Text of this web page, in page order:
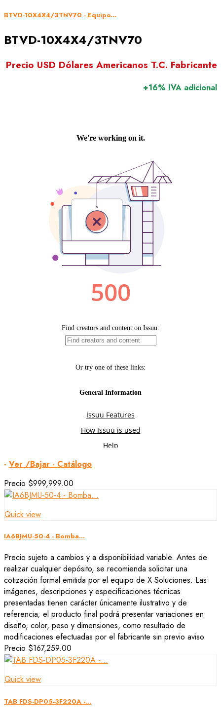
BTVD-10X4X4/3TNV70 - Equipo...
BTVD-10X4X4/3TNV70
Precio USD Dólares Americanos T.C. Fabricante
+16% IVA adicional
- Ver /Bajar - Catálogo
Precio $999,999.00
Quick view
IA6BJMU-50-4 - Bomba...
Precio sujeto a cambios y a disponibilidad variable. Antes de
realizar cualquier depósito, se recomienda solicitar una
cotización formal emitida por el equipo de X Soluciones. Las
imágenes, descripciones y especificaciones técnicas
presentadas tienen carácter únicamente ilustrativo y de
referencia; el producto final podrá presentar variaciones en
diseño, color, peso y dimensiones, como resultado de
modificaciones efectuadas por el fabricante sin previo aviso.
Precio $167,259.00
Quick view
TAB FDS-DP05-3F220A -...